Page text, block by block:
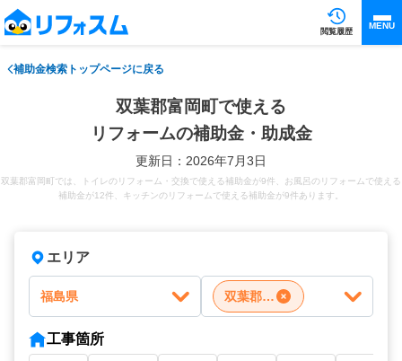
閲覧履歴
MENU
補助金検索トップページに戻る
双葉郡富岡町で使える
リフォームの補助金・助成金
更新日：2026年7月3日
双葉郡富岡町では、トイレのリフォーム・交換で使える補助金が9件、お風呂のリフォームで使える
補助金が12件、キッチンのリフォームで使える補助金が9件あります。
エリア
福島県 双葉郡富岡町
工事箇所